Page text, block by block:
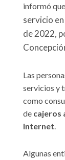
informó
servicio
de 2022,
Las
servicios y
como
de cajeros
Internet.
Algunas